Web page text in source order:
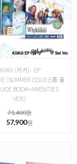
(키키) - EP
(SUMMER ISSUE(5종 중
BOOK+AMENITIES
VER.)
71,400원
57,900원